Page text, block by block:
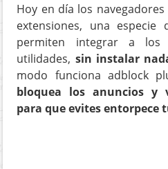
Hoy en día los
extensiones, una especie
permiten integrar a los
utilidades, sin instalar
modo funciona adblock
bloquea los anuncios y
para que evites entorpece